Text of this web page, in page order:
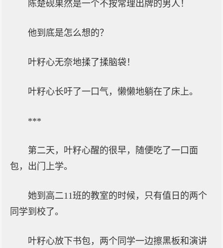
陈楚砚果然是一个不按常理出牌的男人！
他到底是怎么想的？
叶籽心无奈地揉了揉脑袋！
叶籽心长吁了一口气，懒懒地躺在了床上。
***
第二天，叶籽心醒的很早，随便吃了一口面
包，出门上学。
她到高二11班的教室的时候，只有值日的两个
同学到校了。
叶籽心放下书包，两个同学一边擦黑板和演讲